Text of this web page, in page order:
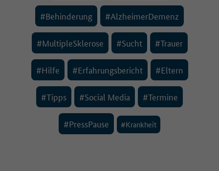
#Behinderung #AlzheimerDemenz
#MultipleSklerose #Sucht #Trauer
#Hilfe #Erfahrungsbericht #Eltern
#Tipps #Social Media #Termine
#PressPause #Krankheit